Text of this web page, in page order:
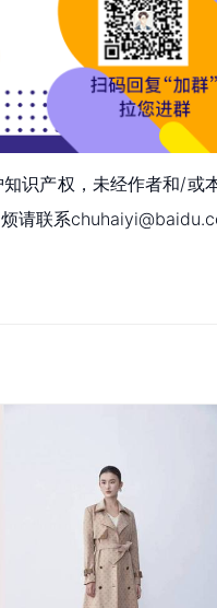
识产权，未经作者和/或
请联系